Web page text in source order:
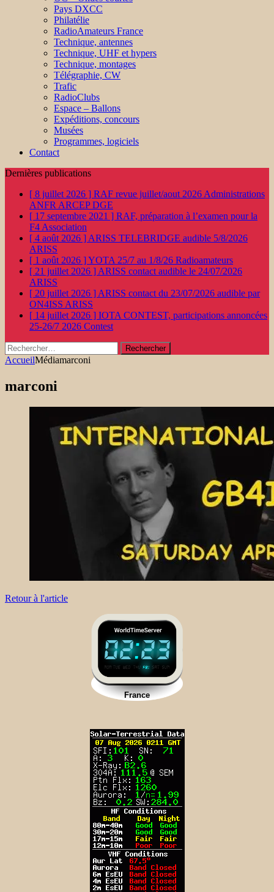
Pays DXCC
Philatélie
RadioAmateurs France
Technique, antennes
Technique, UHF et hypers
Technique, montages
Télégraphie, CW
Trafic
RadioClubs
Espace – Ballons
Expéditions, concours
Musées
Programmes, logiciels
Contact
Dernières publications
[ 8 juillet 2026 ] RAF revue juillet/aout 2026 Administrations
ANFR ARCEP DGE
[ 17 septembre 2021 ] RAF, préparation à l’examen pour la
F4 Association
[ 4 août 2026 ] ARISS TELEBRIDGE audible 5/8/2026
ARISS
[ 1 août 2026 ]YOTA 25/7 au 1/8/26 Radioamateurs
[ 21 juillet 2026 ] ARISS contact audible le 24/07/2026
ARISS
[ 20 juillet 2026 ] ARISS contact du 23/07/2026 audible par
ON4ISS ARISS
[ 14 juillet 2026 ] IOTA CONTEST, participations annoncées
25-26/7 2026 Contest
Rechercher :
AccueilMédiamarconi
marconi
Retour à l'article